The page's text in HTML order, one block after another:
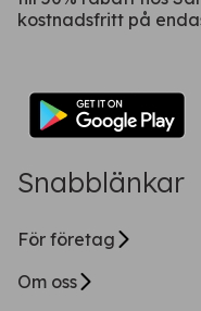
kostnadsfritt på
Snabblänkar
För företag
Om oss